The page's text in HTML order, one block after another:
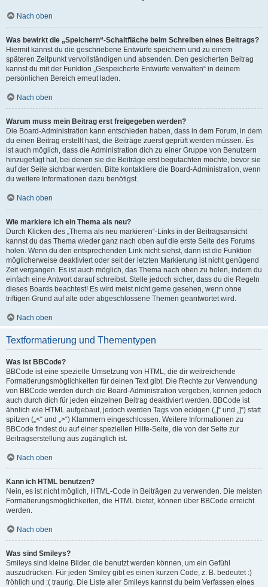
Nach oben
Was bewirkt die „Speichern“-Schaltfläche beim Schreiben eines Beitrags?
Hiermit kannst du die geschriebene Entwürfe speichern und zu einem
späteren Zeitpunkt vervollständigen und absenden. Den gesicherten Beitrag
kannst du mit der Funktion „Gespeicherte Entwürfe verwalten“ in deinem
persönlichen Bereich erneut laden.
Nach oben
Warum muss mein Beitrag erst freigegeben werden?
Die Board-Administration kann entschieden haben, dass in dem Forum, in dem
du einen Beitrag erstellt hast, die Beiträge zuerst geprüft werden müssen. Es
ist auch möglich, dass die Administration dich zu einer Gruppe von Benutzern
hinzugefügt hat, bei denen sie die Beiträge erst begutachten möchte, bevor sie
auf der Seite sichtbar werden. Bitte kontaktiere die Board-Administration, wenn
du weitere Informationen dazu benötigst.
Nach oben
Wie markiere ich ein Thema als neu?
Durch Klicken des „Thema als neu markieren“-Links in der Beitragsansicht
kannst du das Thema wieder ganz nach oben auf die erste Seite des Forums
holen. Wenn du den entsprechenden Link nicht siehst, dann ist die Funktion
möglicherweise deaktiviert oder seit der letzten Markierung ist nicht genügend
Zeit vergangen. Es ist auch möglich, das Thema nach oben zu holen, indem du
einfach eine Antwort darauf schreibst. Stelle jedoch sicher, dass du die Regeln
dieses Boards beachtest! Es wird meist nicht gerne gesehen, wenn ohne
triftigen Grund auf alte oder abgeschlossene Themen geantwortet wird.
Nach oben
Textformatierung und Thementypen
Was ist BBCode?
BBCode ist eine spezielle Umsetzung von HTML, die dir weitreichende
Formatierungsmöglichkeiten für deinen Text gibt. Die Rechte zur Verwendung
von BBCode werden durch die Board-Administration vergeben, können jedoch
auch durch dich für jeden einzelnen Beitrag deaktiviert werden. BBCode ist
ähnlich wie HTML aufgebaut, jedoch werden Tags von eckigen („[“ und „]“) statt
spitzen („<“ und „>“) Klammern eingeschlossen. Weitere Informationen zu
BBCode findest du auf einer speziellen Hilfe-Seite, die von der Seite zur
Beitragserstellung aus zugänglich ist.
Nach oben
Kann ich HTML benutzen?
Nein, es ist nicht möglich, HTML-Code in Beiträgen zu verwenden. Die meisten
Formatierungsmöglichkeiten, die HTML bietet, können über BBCode erreicht
werden.
Nach oben
Was sind Smileys?
Smileys sind kleine Bilder, die benutzt werden können, um ein Gefühl
auszudrücken. Für jeden Smiley gibt es einen kurzen Code, z. B. bedeutet :)
fröhlich und :( traurig. Die Liste aller Smileys kannst du beim Verfassen eines